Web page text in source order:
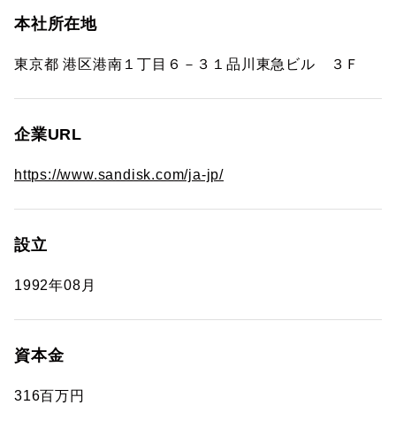
本社所在地
東京都 港区港南１丁目６－３１品川東急ビル ３Ｆ
企業URL
https://www.sandisk.com/ja-jp/
設立
1992年08月
資本金
316百万円